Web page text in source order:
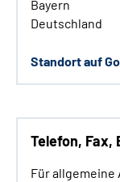
Bayern
Deutschland
Standort auf
Telefon, Fax,
Für allgemeine